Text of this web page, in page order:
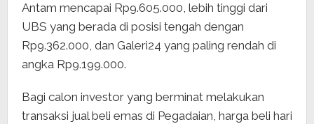
Antam mencapai Rp9.605.000, lebih tinggi dari
UBS yang berada di posisi tengah dengan
Rp9.362.000, dan Galeri24 yang paling rendah di
angka Rp9.199.000.
Bagi calon investor yang berminat melakukan
transaksi jual beli emas di Pegadaian, harga beli hari